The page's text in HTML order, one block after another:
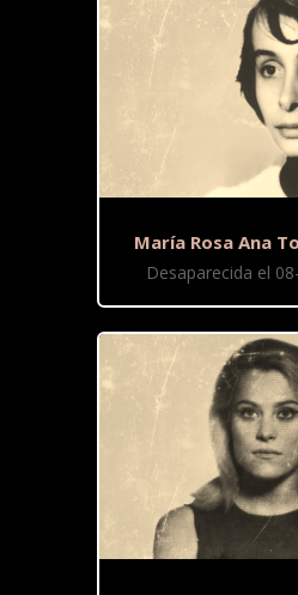
María Rosa Ana
Desaparecida el